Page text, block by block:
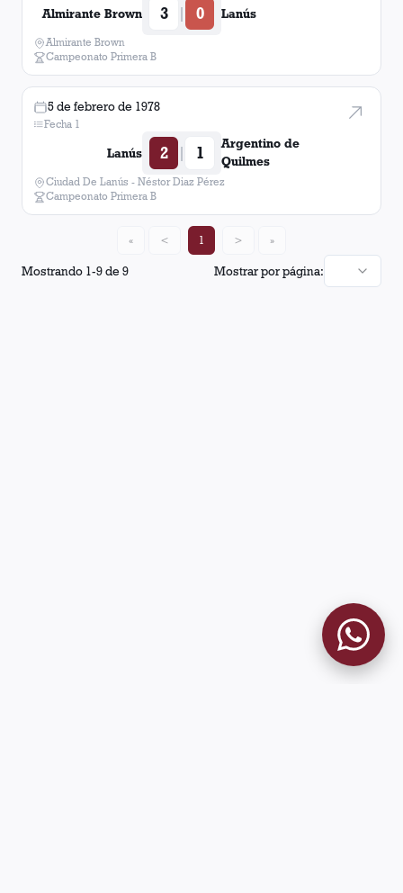
Almirante Brown 3 | 0 Lanús
Almirante Brown
Campeonato Primera B
5 de febrero de 1978
Fecha 1
Lanús 2 | 1
Argentino de
Quilmes
Ciudad De Lanús - Néstor Diaz Pérez
Campeonato Primera B
Mostrando 1-9de9 Mostrar por página:
« < 1 > »